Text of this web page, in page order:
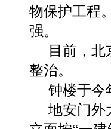
物保护工程
强。
目前，
整治。
钟楼于今
地安门外